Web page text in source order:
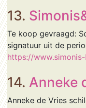
13.
Te koop gevraagd:
signatuur uit de
https://www.simonis-
14. Anneke
Anneke de Vries